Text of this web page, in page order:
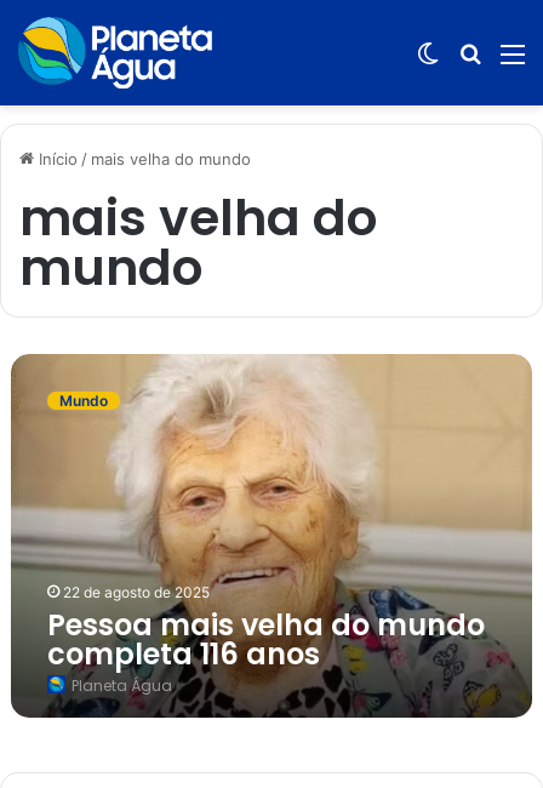
Switch
Início / mais velha do mundo
mais velha do
mundo
P
e
s
a
s
v
u
o
Mundo
22 de agosto de 2025
Pessoa mais velha do mundo
completa 116 anos
Planeta Água